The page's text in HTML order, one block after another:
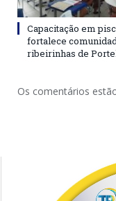
Capacitação em
fortalece
ribeirinhas de
Os comentários